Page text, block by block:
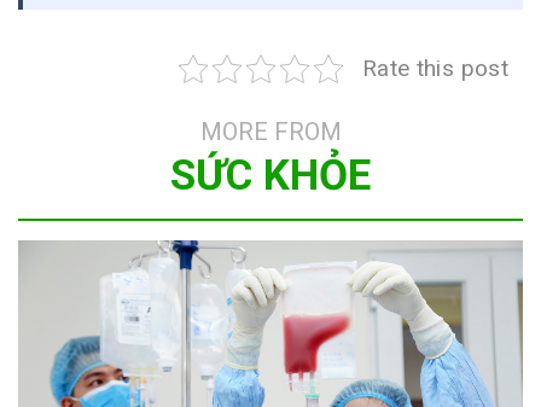
Rate this post
MORE FROM
SỨC KHỎE